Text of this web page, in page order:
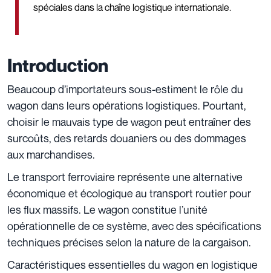
spéciales dans la chaîne logistique internationale.
Introduction
Beaucoup d’importateurs sous-estiment le rôle du
wagon dans leurs opérations logistiques. Pourtant,
choisir le mauvais type de wagon peut entraîner des
surcoûts, des retards douaniers ou des dommages
aux marchandises.
Le transport ferroviaire représente une alternative
économique et écologique au transport routier pour
les flux massifs. Le wagon constitue l’unité
opérationnelle de ce système, avec des spécifications
techniques précises selon la nature de la cargaison.
Caractéristiques essentielles du wagon en logistique